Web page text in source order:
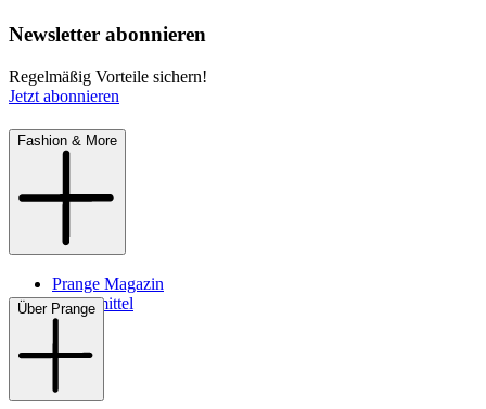
Newsletter abonnieren
Regelmäßig Vorteile sichern!
Jetzt abonnieren
Fashion & More
Prange Magazin
Pflegemittel
Über Prange